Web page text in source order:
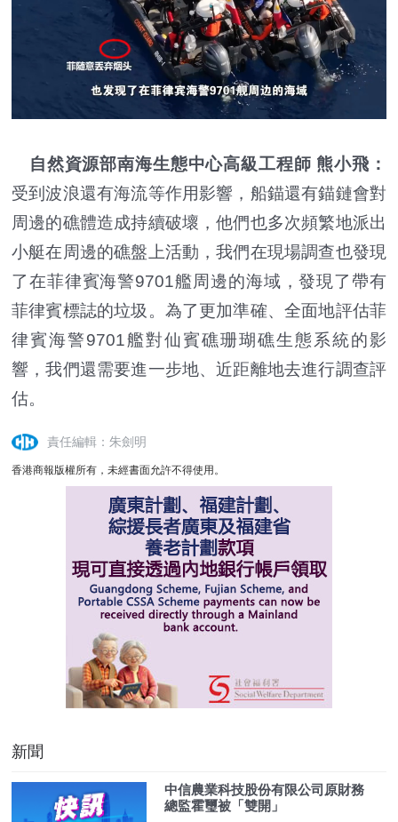
自然資源部南海生態中心高級工程師 熊小飛：
受到波浪還有海流等作用影響，船錨還有錨鏈會對
周邊的礁體造成持續破壞，他們也多次頻繁地派出
小艇在周邊的礁盤上活動，我們在現場調查也發現
了在菲律賓海警9701艦周邊的海域，發現了帶有
菲律賓標誌的垃圾。為了更加準確、全面地評估菲
律賓海警9701艦對仙賓礁珊瑚礁生態系統的影
響，我們還需要進一步地、近距離地去進行調查評
估。
責任編輯：朱劍明
香港商報版權所有，未經書面允許不得使用。
新聞
中信農業科技股份有限公司原財務
總監霍璽被「雙開」